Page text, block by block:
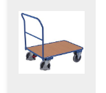
variaties.
Deze
optie